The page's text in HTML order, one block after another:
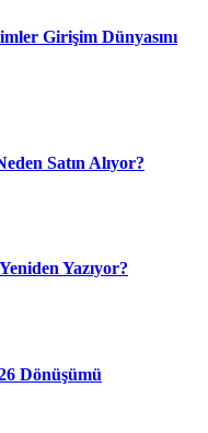
Girişim Dünyasını
Satın Alıyor?
Yazıyor?
Dönüşümü